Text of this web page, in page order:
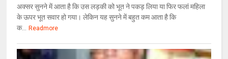
अक्सर सुनने में आता है कि उस लड़की को भूत ने पकड़ लिया या फिर फलां महिला
के ऊपर भूत सवार हो गया। लेकिन यह सुनने में बहुत कम आता है कि
क...
Readmore